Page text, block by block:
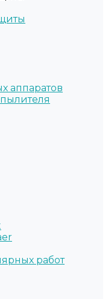
аппаратов
работ